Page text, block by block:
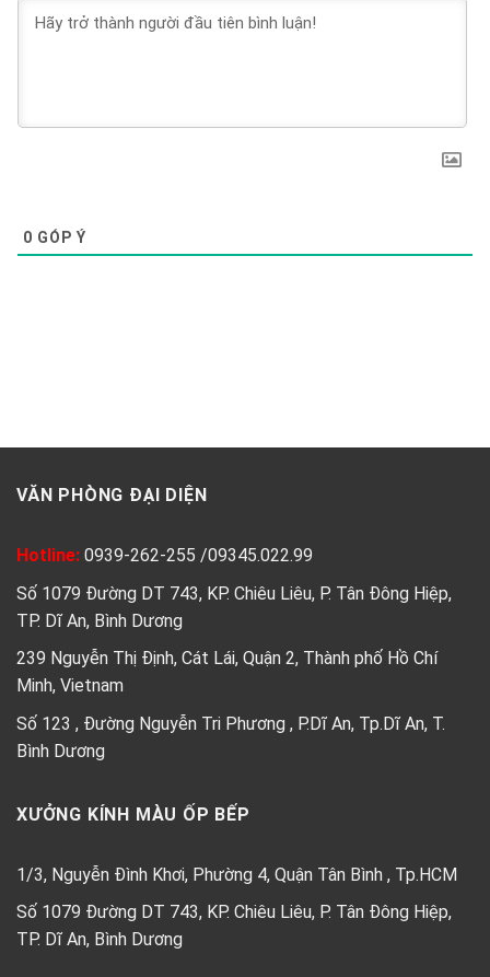
0 GÓP Ý
VĂN PHÒNG ĐẠI DIỆN
Hotline: 0939-262-255 /09345.022.99
Số 1079 Đường DT 743, KP. Chiêu Liêu, P. Tân Đông Hiệp,
TP. Dĩ An, Bình Dương
239 Nguyễn Thị Định, Cát Lái, Quận 2, Thành phố Hồ Chí
Minh, Vietnam
Số 123 , Đường Nguyễn Tri Phương , P.Dĩ An, Tp.Dĩ An, T.
Bình Dương
XƯỞNG KÍNH MÀU ỐP BẾP
1/3, Nguyễn Đình Khơi, Phường 4, Quận Tân Bình , Tp.HCM
Số 1079 Đường DT 743, KP. Chiêu Liêu, P. Tân Đông Hiệp,
TP. Dĩ An, Bình Dương